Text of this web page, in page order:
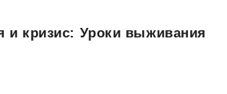
и кризис: Уроки выживания